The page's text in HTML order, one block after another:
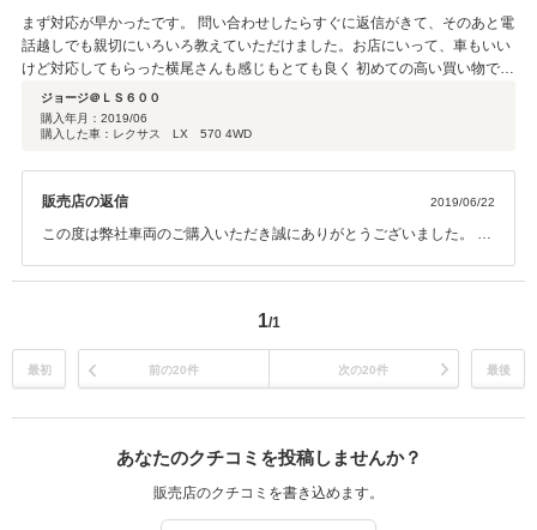
まず対応が早かったです。 問い合わせしたらすぐに返信がきて、そのあと電
話越しでも親切にいろいろ教えていただけました。お店にいって、車もいい
けど対応してもらった横尾さんも感じもとても良く 初めての高い買い物で少
し不安だったんですが、 これなら今後もお任せできるなと思い購入させてい
ただきました。 これからも末永いお付き合いをしていきたいとおもいます。
ジョージ＠ＬＳ６００
購入年月： 2019/06
購入した車：レクサス LX 570 4WD
販売店の返信 2019/06/22
この度は弊社車両のご購入いただき誠にありがとうございました。 大
弊社にて決めて頂き、また安心してお任せ頂き誠に ありがとうござい
い。 ぜひこちらこそ今後もよろしくお願いいたします。 この度は誠に
ありがとうございました。
1/1
最初 前の20件 次の20件 最後
あなたのクチコミを投稿しませんか？
販売店のクチコミを書き込めます。